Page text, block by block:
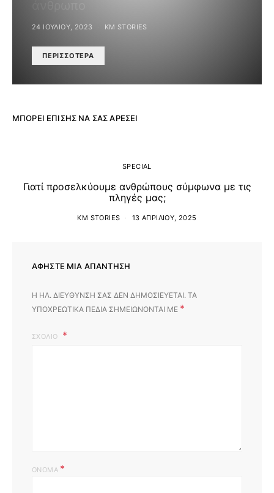
24 ΙΟΥΛΊΟΥ, 2023 KM STORIES
ΠΕΡΙΣΣΌΤΕΡΑ
ΜΠΟΡΕΊ ΕΠΊΣΗΣ ΝΑ ΣΑΣ ΑΡΈΣΕΙ
SPECIAL
Γιατί προσελκύουμε ανθρώπους σύμφωνα με τις
πληγές μας;
KM STORIES 13 ΑΠΡΙΛΊΟΥ, 2025
ΑΦΉΣΤΕ ΜΙΑ ΑΠΆΝΤΗΣΗ
Η ΗΛ. ΔΙΕΎΘΥΝΣΗ ΣΑΣ ΔΕΝ ΔΗΜΟΣΙΕΎΕΤΑΙ. ΤΑ
ΥΠΟΧΡΕΩΤΙΚΆ ΠΕΔΊΑ ΣΗΜΕΙΏΝΟΝΤΑΙ ΜΕ *
ΣΧΌΛΙΟ
ΌΝΟΜΑ *